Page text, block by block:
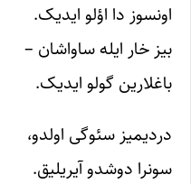
اونسوز دا‌ اؤلو ایدیک.
بیز خار ایله ساواشان –
باغلارین گولو ایدیک.
دردیمیز سئوگی اولدو،
سونرا دوشدو آیریلیق.